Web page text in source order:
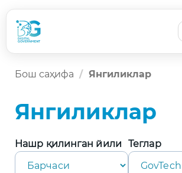
Бош саҳифа Янгиликлар
Янгиликлар
Нашр қилинган йили Теглар